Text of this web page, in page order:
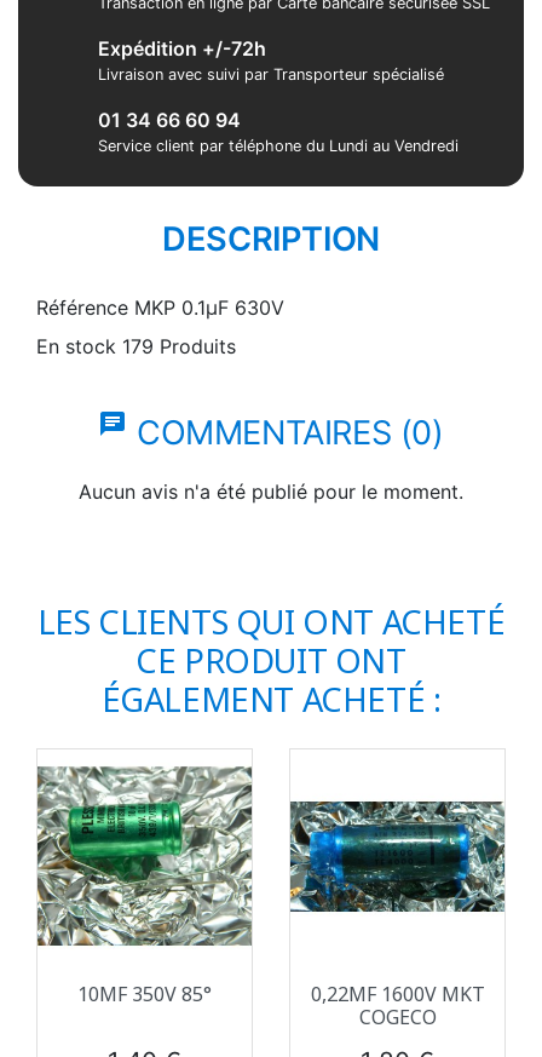
Expédition +/-72h
Livraison avec suivi par Transporteur spécialisé
01 34 66 60 94
Service client par téléphone du Lundi au Vendredi
DESCRIPTION
Référence MKP 0.1µF 630V
En stock 179 Produits
chat COMMENTAIRES (0)
Aucun avis n'a été publié pour le moment.
LES CLIENTS QUI ONT ACHETÉ
CE PRODUIT ONT
ÉGALEMENT ACHETÉ :
10ΜF 350V 85°
0,22ΜF 1600V MKT
COGECO